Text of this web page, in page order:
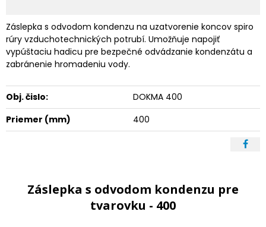
Záslepka s odvodom kondenzu na uzatvorenie koncov spiro
rúry vzduchotechnických potrubí. Umožňuje napojiť
vypúštaciu hadicu pre bezpečné odvádzanie kondenzátu a
zabránenie hromadeniu vody.
Obj. čislo:
DOKMA 400
Priemer (mm)
400
Záslepka s odvodom kondenzu pre
tvarovku - 400